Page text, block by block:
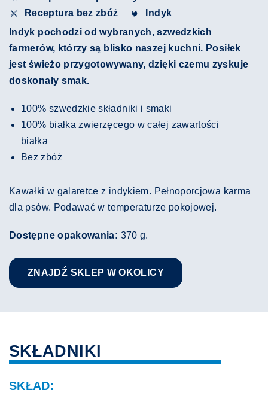
Receptura bez zbóż
Indyk
Indyk pochodzi od wybranych, szwedzkich
farmerów, którzy są blisko naszej kuchni. Posiłek
jest świeżo przygotowywany, dzięki czemu zyskuje
doskonały smak.
100% szwedzkie składniki i smaki
100% białka zwierzęcego w całej zawartości
białka
Bez zbóż
Kawałki w galaretce z indykiem. Pełnoporcjowa karma
dla psów. Podawać w temperaturze pokojowej.
Dostępne opakowania: 370 g.
ZNAJDŹ SKLEP W OKOLICY
SKŁADNIKI
SKŁAD: